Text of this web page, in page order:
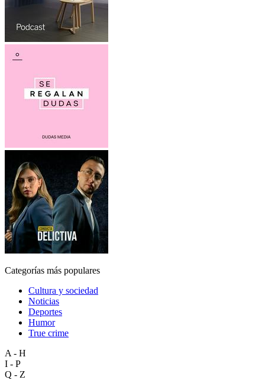
Categorías más populares
Cultura y sociedad
Noticias
Deportes
Humor
True crime
A - H
I - P
Q - Z